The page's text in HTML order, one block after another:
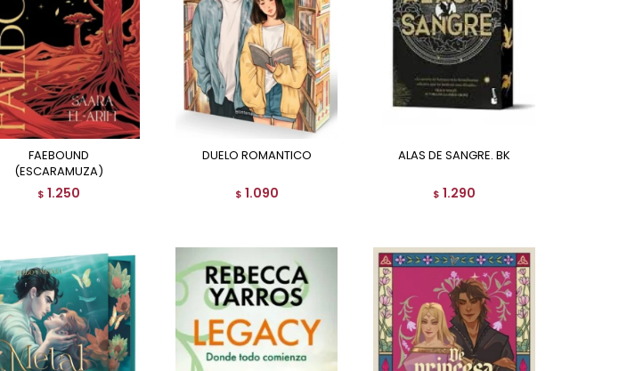
FAEBOUND
(ESCARAMUZA)
$ 1.250
DUELO ROMANTICO
$ 1.090
ALAS DE SANGRE. BK
$ 1.290